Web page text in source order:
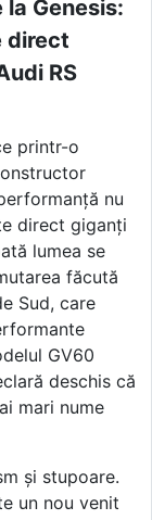
Genesis:
direct
RS
printr-o
nu
direct giganți
lumea se
făcută
Sud, care
GV60
deschis că
mari nume
și stupoare.
un nou venit